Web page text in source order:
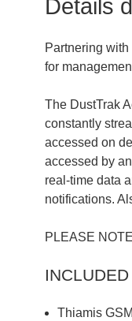
Détails
Partnering
for
The DustTrak
constantly
accessed on
accessed by
real-time data
notifications.
PLEASE
Thiamis